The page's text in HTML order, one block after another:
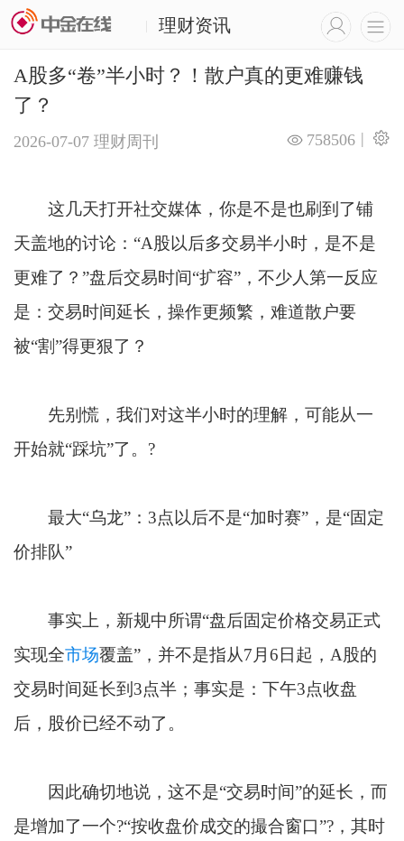
理财资讯
A股多“卷”半小时？！散户真的更难赚钱
了？
2026-07-07 理财周刊 |
758506
这几天打开社交媒体，你是不是也刷到了铺
天盖地的讨论：“A股以后多交易半小时，是不是
更难了？”盘后交易时间“扩容”，不少人第一反应
是：交易时间延长，操作更频繁，难道散户要
被“割”得更狠了？
先别慌，我们对这半小时的理解，可能从一
开始就“踩坑”了。?
最大“乌龙”：3点以后不是“加时赛”，是“固定
价排队”
事实上，新规中所谓“盘后固定价格交易正式
实现全市场覆盖”，并不是指从7月6日起，A股的
交易时间延长到3点半；事实是：下午3点收盘
后，股价已经不动了。
因此确切地说，这不是“交易时间”的延长，而
是增加了一个?“按收盘价成交的撮合窗口”?，其时